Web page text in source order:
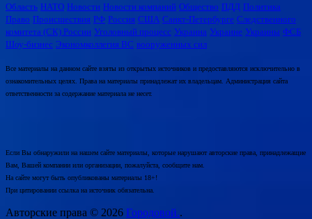
Область НАТО Новости Новости компаний Общество ПДД Политика
Право Происшествия РФ Россия США Санкт-Петербурге Следственного
комитета (СК) России Уголовный процесс Украина Украине Украины ФСБ
Шоу-бизнес Экономколлегия ВС вооруженных сил
Все материалы на данном сайте взяты из открытых источников и предоставляются исключительно в
ознакомительных целях. Права на материалы принадлежат их владельцам. Администрация сайта
ответственности за содержание материала не несет.
Если Вы обнаружили на нашем сайте материалы, которые нарушают авторские права, принадлежащие
Вам, Вашей компании или организации, пожалуйста, сообщите нам.
На сайте могут быть опубликованы материалы 18+!
При цитировании ссылка на источник обязательна.
Авторские права © 2026 Городовой..